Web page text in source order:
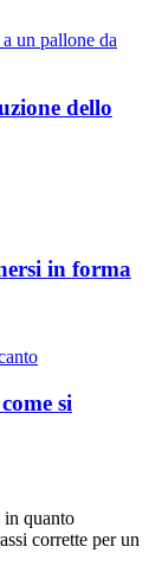
dello
in forma
si
in quanto
corrette per un